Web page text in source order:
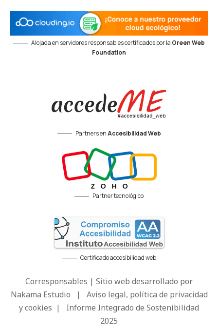
Alojada en servidores responsables certificados por la Green Web
Foundation
Partners enAccesibilidad Web
Partner tecnológico
Certificado accesibilidad web
Corresponsables | Sitio web desarrollado por
Nakama Estudio | Aviso legal, política de privacidad
y cookies | Informe Integrado de Sostenibilidad
2025